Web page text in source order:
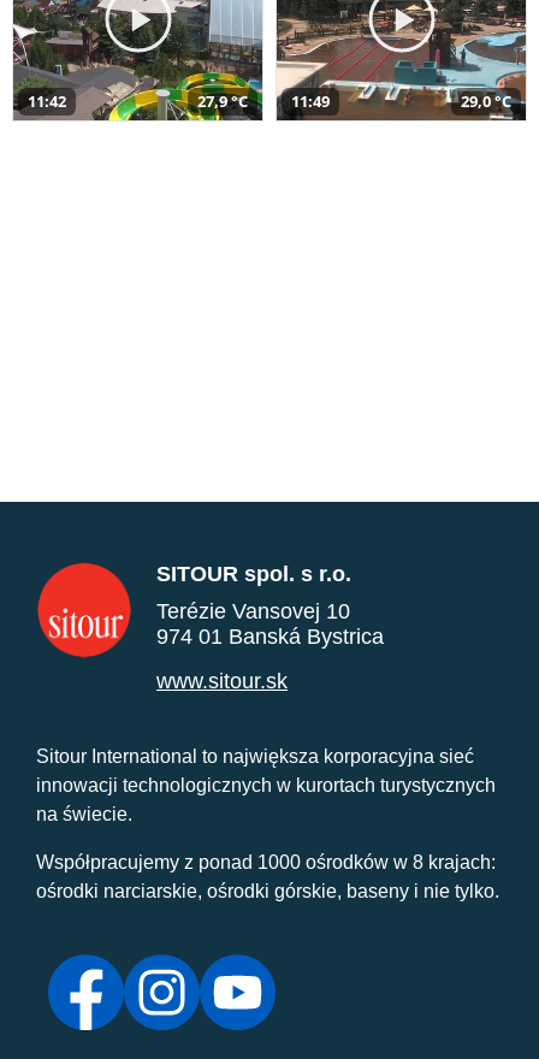
11:42 27,9 °C 11:49 29,0 °C
SITOUR spol. s r.o.
Terézie Vansovej 10
974 01 Banská Bystrica
www.sitour.sk
Sitour International to największa korporacyjna sieć
innowacji technologicznych w kurortach turystycznych
na świecie.
Współpracujemy z ponad 1000 ośrodków w 8 krajach:
ośrodki narciarskie, ośrodki górskie, baseny i nie tylko.